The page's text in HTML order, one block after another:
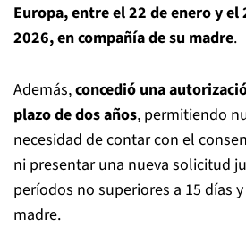
Europa, entre el 22 de enero y el
2026, en compañía de su madre.
Además,concedió una
plazo de dos años, permitiendo
necesidad de contar con el
ni presentar una nueva solicitud
períodos no superiores a 15 días
madre.